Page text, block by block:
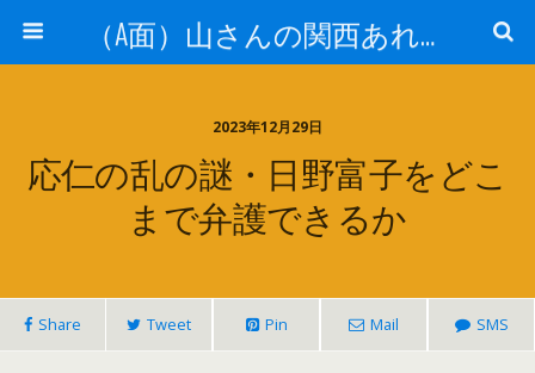
（A面）山さんの関西あれこれ見て歩き （B面）山さんの戦国あれこれ読み歩き
2023年12月29日
応仁の乱の謎・日野富子をどこ
まで弁護できるか
Share Tweet Pin Mail SMS